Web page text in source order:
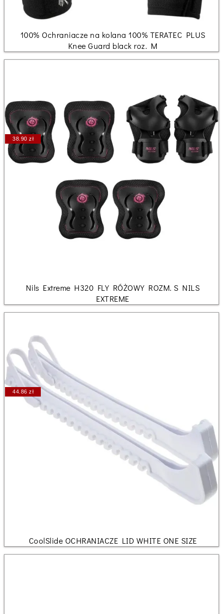
100% Ochraniacze na kolana 100% TERATEC PLUS
Knee Guard black roz. M
38.90 zł
Nils Extreme H320 FLY RÓŻOWY ROZM. S NILS
EXTREME
44.86 zł
CoolSlide OCHRANIACZE LID WHITE ONE SIZE